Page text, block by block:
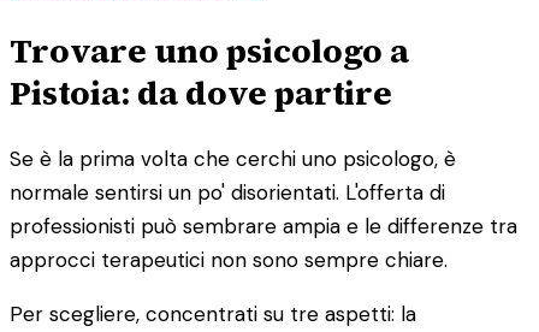
Trovare uno psicologo a
Pistoia: da dove partire
Se è la prima volta che cerchi uno psicologo, è
normale sentirsi un po' disorientati. L'offerta di
professionisti può sembrare ampia e le differenze tra
approcci terapeutici non sono sempre chiare.
Per scegliere, concentrati su tre aspetti: la